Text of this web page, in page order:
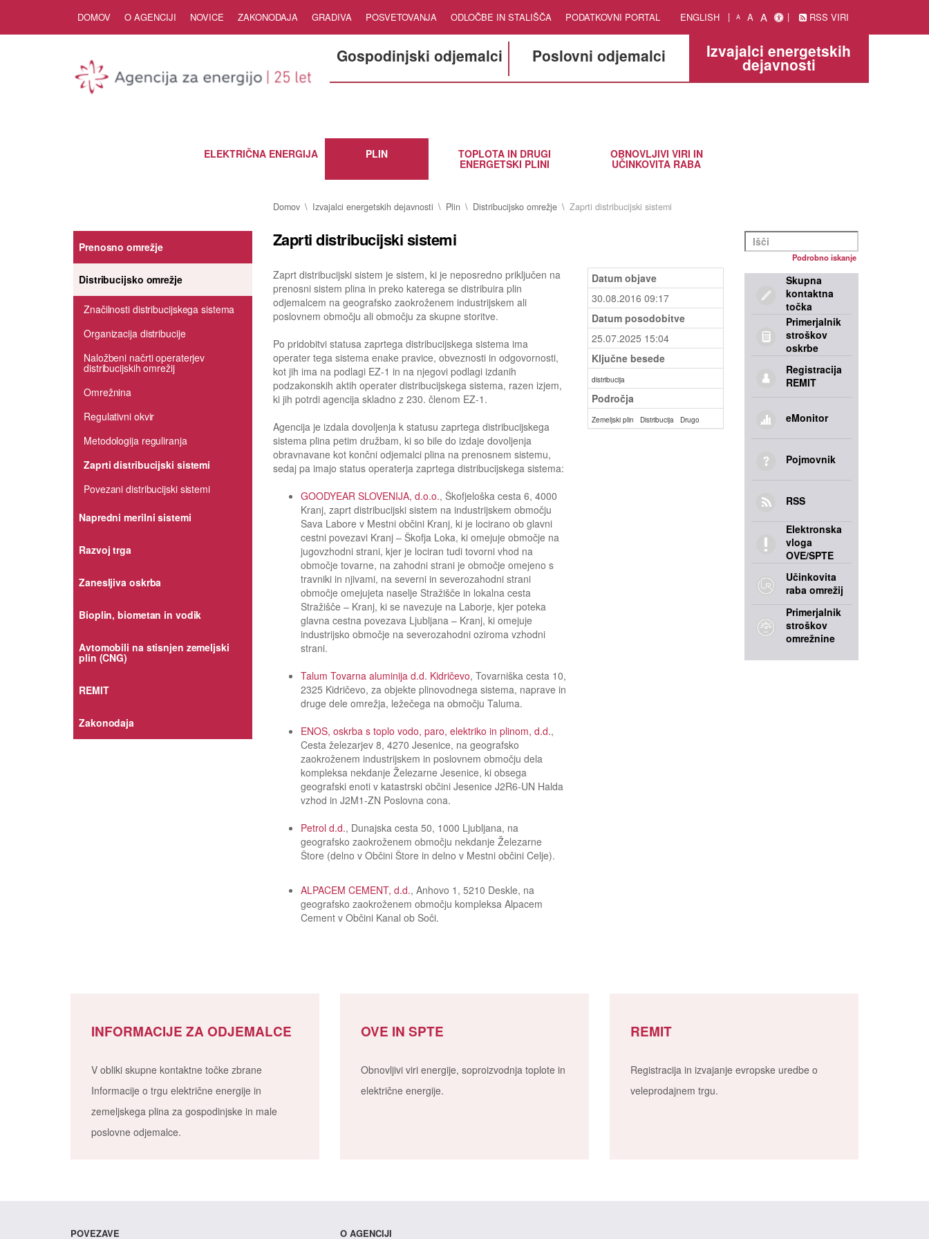
DOMOV O AGENCIJI NOVICE ZAKONODAJA GRADIVA POSVETOVANJA ODLOČBE IN STALIŠČA PODATKOVNI PORTAL ENGLISH A A A RSS VIRI
Gospodinjski odjemalci Poslovni odjemalci Izvajalci energetskih
dejavnosti
ELEKTRIČNA ENERGIJA PLIN TOPLOTA IN DRUGI
ENERGETSKI PLINI
OBNOVLJIVI VIRI IN
UČINKOVITA RABA
Domov Izvajalci energetskih dejavnosti Plin Distribucijsko omrežje Zaprti distribucijski sistemi
Prenosno omrežje
Distribucijsko omrežje
Značilnosti distribucijskega sistema
Organizacija distribucije
Naložbeni načrti operaterjev
distribucijskih omrežij
Omrežnina
Regulativni okvir
Metodologija reguliranja
Zaprti distribucijski sistemi
Povezani distribucijski sistemi
Napredni merilni sistemi
Razvoj trga
Zanesljiva oskrba
Bioplin, biometan in vodik
Avtomobili na stisnjen zemeljski
plin (CNG)
REMIT
Zakonodaja
Zaprti distribucijski sistemi
Zaprt distribucijski sistem je sistem, ki je neposredno priključen na
prenosni sistem plina in preko katerega se distribuira plin
odjemalcem na geografsko zaokroženem industrijskem ali
poslovnem območju ali območju za skupne storitve.
Po pridobitvi statusa zaprtega distribucijskega sistema ima
operater tega sistema enake pravice, obveznosti in odgovornosti,
kot jih ima na podlagi EZ-1 in na njegovi podlagi izdanih
podzakonskih aktih operater distribucijskega sistema, razen izjem,
ki jih potrdi agencija skladno z 230. členom EZ-1.
Agencija je izdala dovoljenja k statusu zaprtega distribucijskega
sistema plina petim družbam, ki so bile do izdaje dovoljenja
obravnavane kot končni odjemalci plina na prenosnem sistemu,
sedaj pa imajo status operaterja zaprtega distribucijskega sistema:
GOODYEAR SLOVENIJA, d.o.o., Škofjeloška cesta 6, 4000
Kranj, zaprt distribucijski sistem na industrijskem območju
Sava Labore v Mestni občini Kranj, ki je locirano ob glavni
cestni povezavi Kranj – Škofja Loka, ki omejuje območje na
jugovzhodni strani, kjer je lociran tudi tovorni vhod na
območje tovarne, na zahodni strani je območje omejeno s
travniki in njivami, na severni in severozahodni strani
območje omejujeta naselje Stražišče in lokalna cesta
Stražišče – Kranj, ki se navezuje na Laborje, kjer poteka
glavna cestna povezava Ljubljana – Kranj, ki omejuje
industrijsko območje na severozahodni oziroma vzhodni
strani.
Talum Tovarna aluminija d.d. Kidričevo, Tovarniška cesta 10,
2325 Kidričevo, za objekte plinovodnega sistema, naprave in
druge dele omrežja, ležečega na območju Taluma.
ENOS, oskrba s toplo vodo, paro, elektriko in plinom, d.d.,
Cesta železarjev 8, 4270 Jesenice, na geografsko
zaokroženem industrijskem in poslovnem območju dela
kompleksa nekdanje Železarne Jesenice, ki obsega
geografski enoti v katastrski občini Jesenice J2R6-UN Halda
vzhod in J2M1-ZN Poslovna cona.
Petrol d.d., Dunajska cesta 50, 1000 Ljubljana, na
geografsko zaokroženem območju nekdanje Železarne
Štore (delno v Občini Štore in delno v Mestni občini Celje).
ALPACEM CEMENT, d.d., Anhovo 1, 5210 Deskle, na
geografsko zaokroženem območju kompleksa Alpacem
Cement v Občini Kanal ob Soči.
Datum objave
30.08.2016 09:17
Datum posodobitve
25.07.2025 15:04
Ključne besede
distribucija
Področja
Zemeljski plin Distribucija Drugo
Podrobno iskanje
Skupna
kontaktna
točka
Primerjalnik
stroškov
oskrbe
Registracija
REMIT
eMonitor
Pojmovnik
RSS
Elektronska
vloga
OVE/SPTE
Učinkovita
raba omrežij
Primerjalnik
stroškov
omrežnine
INFORMACIJE ZA ODJEMALCE
V obliki skupne kontaktne točke zbrane
Informacije o trgu električne energije in
zemeljskega plina za gospodinjske in male
poslovne odjemalce.
OVE IN SPTE
Obnovljivi viri energije, soproizvodnja toplote in
električne energije.
REMIT
Registracija in izvajanje evropske uredbe o
veleprodajnem trgu.
POVEZAVE O AGENCIJI